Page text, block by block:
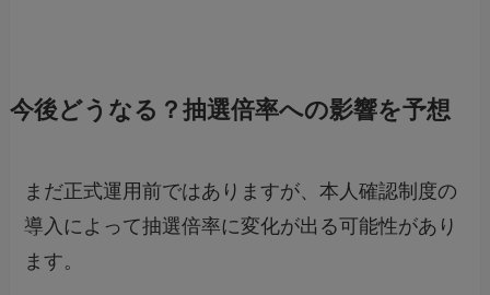
今後どうなる？抽選倍率への影響を予想
まだ正式運用前ではありますが、本人確認制度の
導入によって抽選倍率に変化が出る可能性があり
ます。